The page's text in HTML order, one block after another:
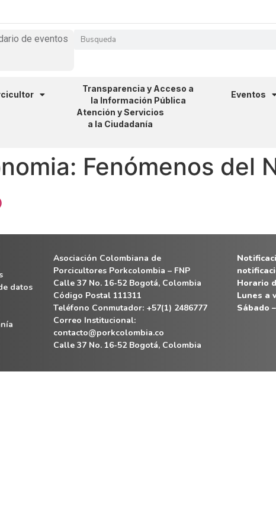
de eventos
Transparencia y Acceso a
la Información Pública
Eventos
Atención y Servicios
a la Ciudadanía
Fenómenos del
datos
Asociación Colombiana de
Porcicultores Porkcolombia – FNP
Calle 37 No. 16-52 Bogotá, Colombia
Código Postal 111311
Teléfono Conmutador: +57(1) 2486777
Correo Institucional:
contacto@porkcolombia.co
Calle 37 No. 16-52 Bogotá, Colombia
Horario
Lunes a
Sábado